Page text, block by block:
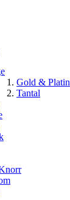
Gold & Platin
Tantal